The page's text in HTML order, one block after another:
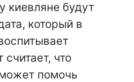
киевляне будут
который в
считает, что
помочь